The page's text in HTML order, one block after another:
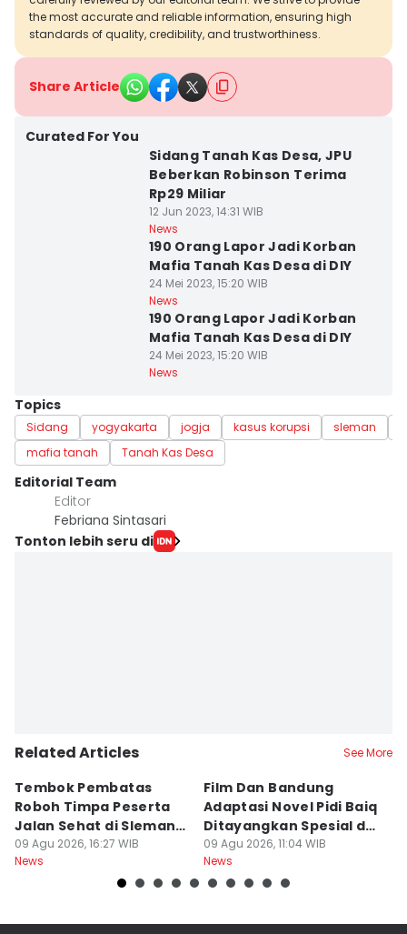
the most accurate and reliable information, ensuring high
standards of quality, credibility, and trustworthiness.
Share Article
Curated For You
Sidang Tanah Kas Desa, JPU
Beberkan Robinson Terima
Rp29 Miliar
12 Jun 2023, 14:31 WIB
News
190 Orang Lapor Jadi Korban
Mafia Tanah Kas Desa di DIY
24 Mei 2023, 15:20 WIB
News
190 Orang Lapor Jadi Korban
Mafia Tanah Kas Desa di DIY
24 Mei 2023, 15:20 WIB
News
Topics
Sidang yogyakarta jogja kasus korupsi sleman
mafia tanah
Tanah Kas Desa
Editorial Team
Editor
Febriana Sintasari
Tonton lebih seru di
Related Articles See More
Tembok Pembatas
Roboh Timpa Peserta
Jalan Sehat di Sleman,
10 Orang Luka
09 Agu 2026, 16:27 WIB
News
Film Dan Bandung
Adaptasi Novel Pidi Baiq
Ditayangkan Spesial di
Jogja
09 Agu 2026, 11:04 WIB
News